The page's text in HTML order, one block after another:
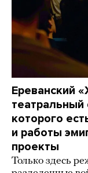
Ереванский
которого
и работы
проекты
Только здесь